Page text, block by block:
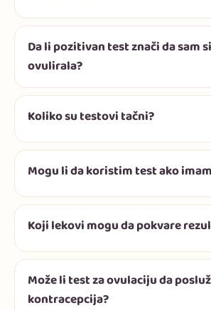
Da li pozitivan test znači da sam
ovulirala?
Koliko su testovi tačni?
Mogu li da koristim test ako imam
Koji lekovi mogu da pokvare
Može li test za ovulaciju da
kontracepcija?